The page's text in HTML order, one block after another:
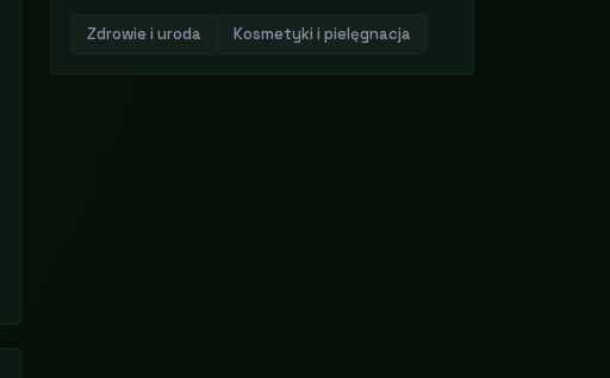
Zdrowie i uroda Kosmetyki i pielęgnacja